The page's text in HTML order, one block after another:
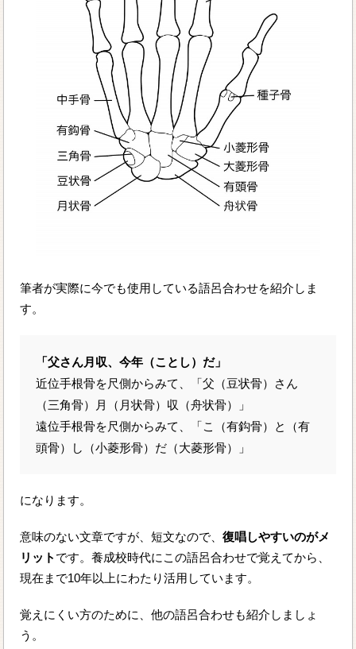
筆者が実際に今でも使用している語呂合わせを紹介しま
す。
「父さん月収、今年（ことし）だ」
近位手根骨を尺側からみて、「父（豆状骨）さん
（三角骨）月（月状骨）収（舟状骨）」
遠位手根骨を尺側からみて、「こ（有鈎骨）と（有
頭骨）し（小菱形骨）だ（大菱形骨）」
になります。
意味のない文章ですが、短文なので、復唱しやすいのがメ
リット です。養成校時代にこの語呂合わせで覚えてから、
現在まで10年以上にわたり活用しています。
覚えにくい方のために、他の語呂合わせも紹介しましょ
う。